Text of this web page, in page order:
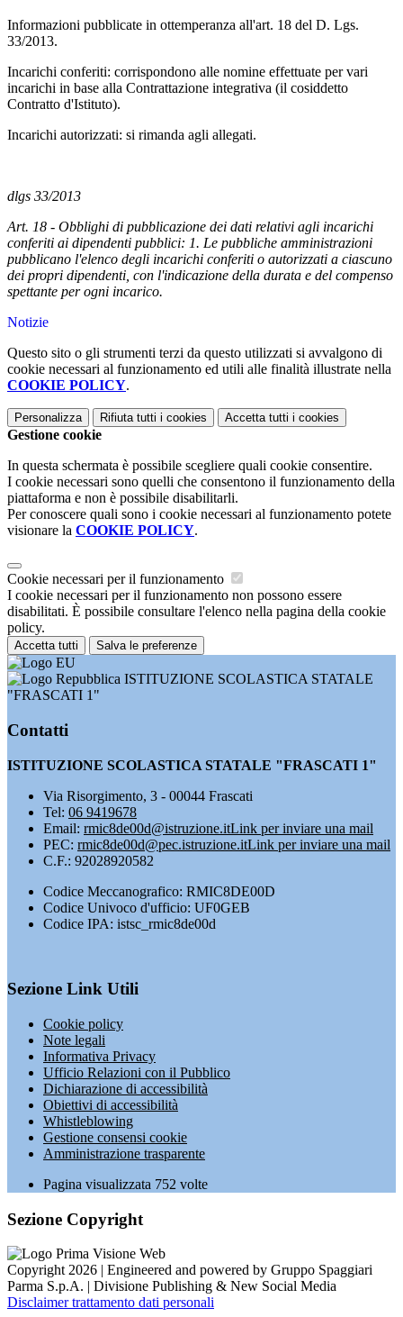
Informazioni pubblicate in ottemperanza all'art. 18 del D. Lgs.
33/2013.
Incarichi conferiti: corrispondono alle nomine effettuate per vari
incarichi in base alla Contrattazione integrativa (il cosiddetto
Contratto d'Istituto).
Incarichi autorizzati: si rimanda agli allegati.
dlgs 33/2013
Art. 18 - Obblighi di pubblicazione dei dati relativi agli incarichi
conferiti ai dipendenti pubblici: 1. Le pubbliche amministrazioni
pubblicano l'elenco degli incarichi conferiti o autorizzati a ciascuno
dei propri dipendenti, con l'indicazione della durata e del compenso
spettante per ogni incarico.
Notizie
Questo sito o gli strumenti terzi da questo utilizzati si avvalgono di
cookie necessari al funzionamento ed utili alle finalità illustrate nella
COOKIE POLICY.
Personalizza Rifiuta tutti i cookies Accetta tutti i cookies
Gestione cookie
In questa schermata è possibile scegliere quali cookie consentire.
I cookie necessari sono quelli che consentono il funzionamento della
piattaforma e non è possibile disabilitarli.
Per conoscere quali sono i cookie necessari al funzionamento potete
visionare la COOKIE POLICY.
Cookie necessari per il funzionamento
I cookie necessari per il funzionamento non possono essere
disabilitati. È possibile consultare l'elenco nella pagina della cookie
policy.
Accetta tutti Salva le preferenze
ISTITUZIONE SCOLASTICA STATALE
"FRASCATI 1"
Contatti
ISTITUZIONE SCOLASTICA STATALE "FRASCATI 1"
Via Risorgimento, 3 - 00044 Frascati
Tel: 06 9419678
Email: rmic8de00d@istruzione.itLink per inviare una mail
PEC: rmic8de00d@pec.istruzione.itLink per inviare una mail
C.F.: 92028920582
Codice Meccanografico: RMIC8DE00D
Codice Univoco d'ufficio: UF0GEB
Codice IPA: istsc_rmic8de00d
Sezione Link Utili
Cookie policy
Note legali
Informativa Privacy
Ufficio Relazioni con il Pubblico
Dichiarazione di accessibilità
Obiettivi di accessibilità
Whistleblowing
Gestione consensi cookie
Amministrazione trasparente
Pagina visualizzata 752 volte
Sezione Copyright
Copyright 2026 | Engineered and powered by Gruppo Spaggiari
Parma S.p.A. | Divisione Publishing & New Social Media
Disclaimer trattamento dati personali